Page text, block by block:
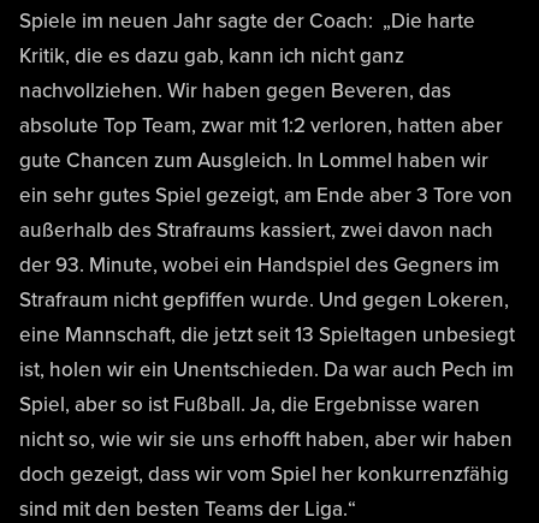
Spiele im neuen Jahr sagte der Coach: „Die harte
Kritik, die es dazu gab, kann ich nicht ganz
nachvollziehen. Wir haben gegen Beveren, das
absolute Top Team, zwar mit 1:2 verloren, hatten aber
gute Chancen zum Ausgleich. In Lommel haben wir
ein sehr gutes Spiel gezeigt, am Ende aber 3 Tore von
außerhalb des Strafraums kassiert, zwei davon nach
der 93. Minute, wobei ein Handspiel des Gegners im
Strafraum nicht gepfiffen wurde. Und gegen Lokeren,
eine Mannschaft, die jetzt seit 13 Spieltagen unbesiegt
ist, holen wir ein Unentschieden. Da war auch Pech im
Spiel, aber so ist Fußball. Ja, die Ergebnisse waren
nicht so, wie wir sie uns erhofft haben, aber wir haben
doch gezeigt, dass wir vom Spiel her konkurrenzfähig
sind mit den besten Teams der Liga.“